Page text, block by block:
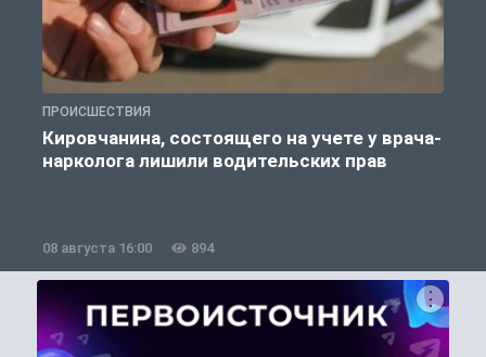
ПРОИСШЕСТВИЯ
Кировчанина, состоящего на учете у врача-
нарколога лишили водительских прав
08 августа 16:00 894